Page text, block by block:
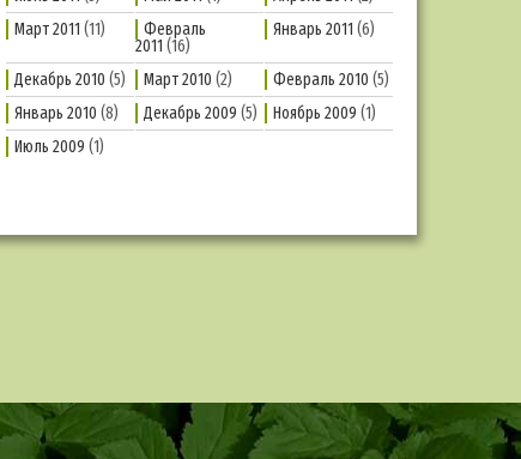
Март 2011 (11)
Февраль
2011 (16)
Январь 2011 (6)
Декабрь 2010 (5) Март 2010 (2) Февраль 2010 (5)
Январь 2010 (8) Декабрь 2009 (5) Ноябрь 2009 (1)
Июль 2009 (1)